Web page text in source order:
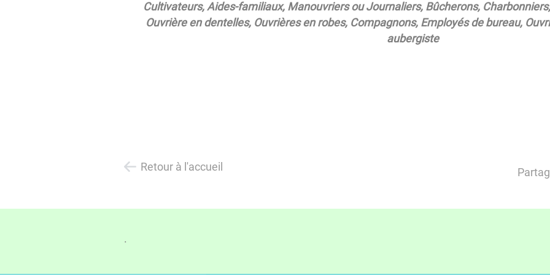
Cultivateurs, Aides-familiaux, Manouvriers ou Journaliers, Bûcherons,
Ouvrière en dentelles, Ouvrières en robes, Compagnons, Employés de bureau,
aubergiste
Retour à l'accueil
.